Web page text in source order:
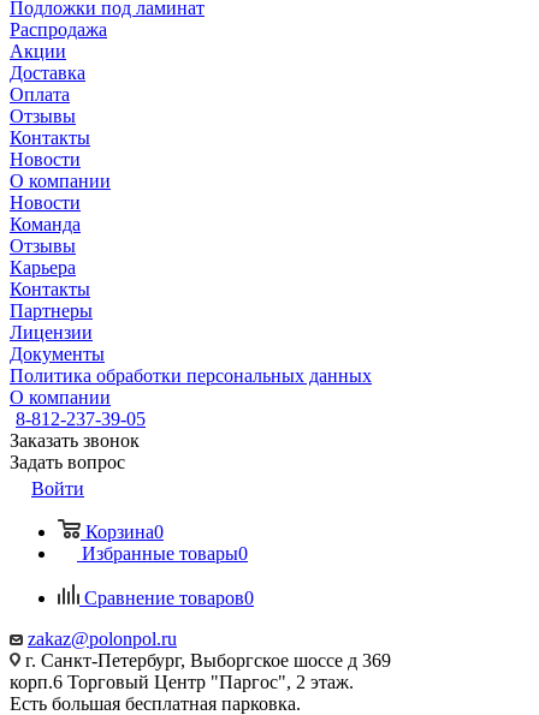
Подложки под ламинат
Распродажа
Акции
Доставка
Оплата
Отзывы
Контакты
Новости
О компании
Новости
Команда
Отзывы
Карьера
Контакты
Партнеры
Лицензии
Документы
Политика обработки персональных данных
О компании
8-812-237-39-05
Заказать звонок
Задать вопрос
Войти
Корзина0
Избранные товары0
Сравнение товаров0
zakaz@polonpol.ru
г. Санкт-Петербург, Выборгское шоссе д 369
корп.6 Торговый Центр "Паргос", 2 этаж.
Есть большая бесплатная парковка.